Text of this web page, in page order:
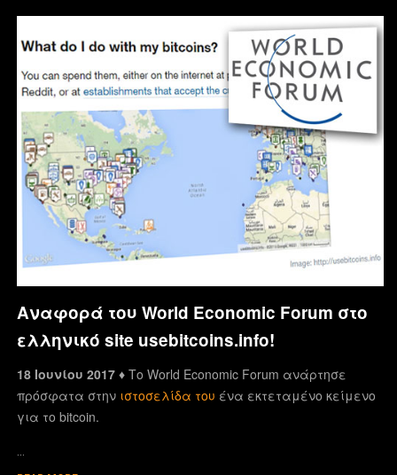
Αναφορά του World Economic Forum στο
ελληνικό site usebitcoins.info!
18 Ιουνίου 2017 ♦Το World Economic Forum ανάρτησε
πρόσφατα στην ιστοσελίδα του ένα εκτεταμένο κείμενο
για το bitcoin.